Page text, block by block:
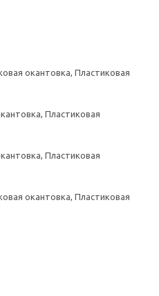
окантовка, Пластиковая
Пластиковая
Пластиковая
окантовка, Пластиковая